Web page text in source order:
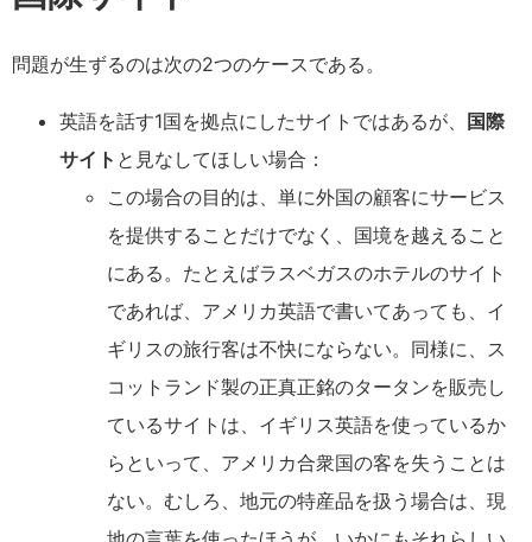
問題が生ずるのは次の2つのケースである。
英語を話す1国を拠点にしたサイトではあるが、
国際
サイト と見なしてほしい場合：
この場合の目的は、単に外国の顧客にサービス
を提供することだけでなく、国境を越えること
にある。たとえばラスベガスのホテルのサイト
であれば、アメリカ英語で書いてあっても、イ
ギリスの旅行客は不快にならない。同様に、ス
コットランド製の正真正銘のタータンを販売し
ているサイトは、イギリス英語を使っているか
らといって、アメリカ合衆国の客を失うことは
ない。むしろ、地元の特産品を扱う場合は、現